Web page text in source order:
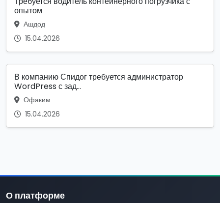
опытом
Ашдод
15.04.2026
В компанию Спидог требуется администратор
WordPress с зад...
Офаким
15.04.2026
О платформе